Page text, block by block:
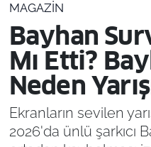
MAGAZIN
Bayhan
Mı Etti?
Neden
Ekranların sevilen
2026'da ünlü şarkıcı
Resmi İlanlar
Son Dakika Haberleri
Haber Arşivi